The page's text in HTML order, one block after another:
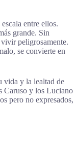
entre ellos.
grande. Sin
peligrosamente.
se convierte en
vida y la lealtad de
Caruso y los Luciano
pero no expresados,